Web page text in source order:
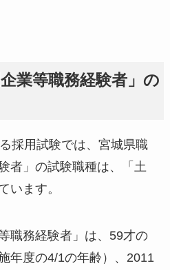
業等職務経験者」の
採用試験では、宮城県職
者」の試験職種は、「土
います。
職務経験者」は、59才の
年度の4/1の年齢）、2011